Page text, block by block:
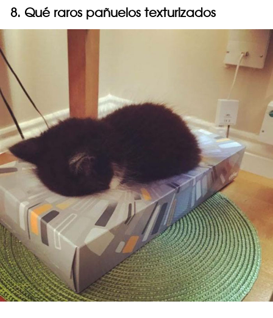
8. Qué raros pañuelos texturizados